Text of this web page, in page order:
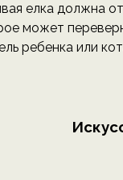
елка должна
может
ребенка или